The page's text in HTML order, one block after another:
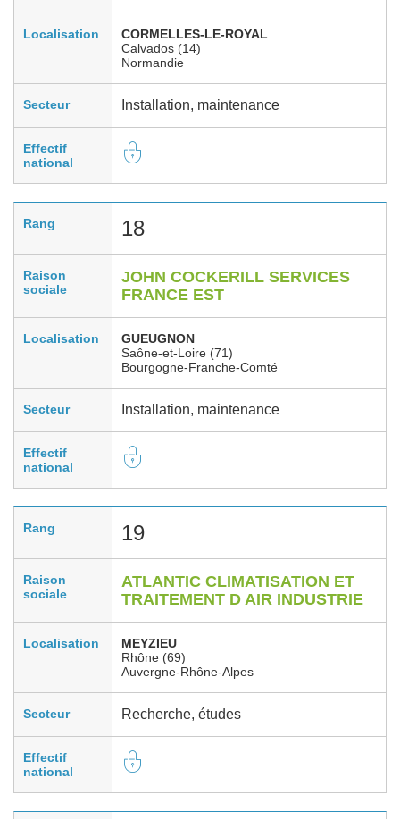
Localisation
CORMELLES-LE-ROYAL
Calvados (14)
Normandie
Secteur Installation, maintenance
Effectif
national
Rang 18
Raison
sociale
JOHN COCKERILL SERVICES
FRANCE EST
Localisation
GUEUGNON
Saône-et-Loire (71)
Bourgogne-Franche-Comté
Secteur Installation, maintenance
Effectif
national
Rang 19
Raison
sociale
ATLANTIC CLIMATISATION ET
TRAITEMENT D AIR INDUSTRIE
Localisation
MEYZIEU
Rhône (69)
Auvergne-Rhône-Alpes
Secteur Recherche, études
Effectif
national